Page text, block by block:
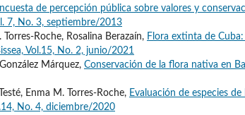
de percepción pública sobre valores y
7, No. 3, septiembre/2013
Roche, Rosalina Berazaín, Flora extinta de
Vol.15, No. 2, junio/2021
Márquez, Conservación de la flora nativa en
Enma M. Torres-Roche, Evaluación de especies
No. 4, diciembre/2020